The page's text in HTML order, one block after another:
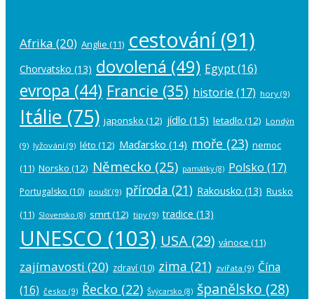
Afrika (20) Anglie (11) cestování(91)
Chorvatsko (13) dovolená (49) Egypt(16)
evropa (44) Francie (35) historie (17) hory (9)
Itálie (75) japonsko (12) jídlo (15) letadlo (12) Londýn
(9) lyžování (9) léto (12) Maďarsko (14) moře (23) nemoc
(11) Norsko (12) Německo (25) památky(8) Polsko (17)
Portugalsko (10) poušť(9) příroda (21) Rakousko (13) Rusko
(11) Slovensko (8) smrt(12) tipy (9) tradice (13)
UNESCO (103) USA (29) vánoce (11)
zajímavosti (20) zdraví (10) zima (21) zvířata (9) Čína
(16) česko (9) Řecko (22) Švýcarsko (8) španělsko (28)